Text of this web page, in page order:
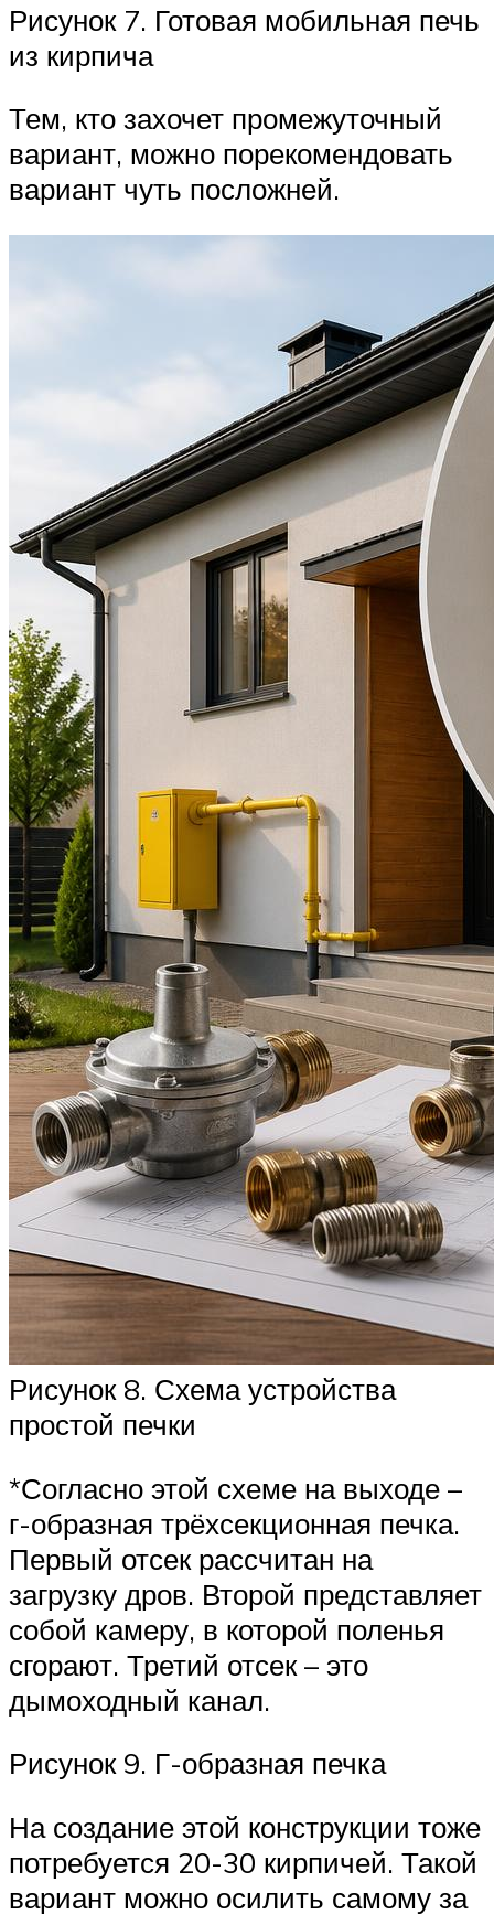
Рисунок 7. Готовая мобильная печь
из кирпича
Тем, кто захочет промежуточный
вариант, можно порекомендовать
вариант чуть посложней.
Рисунок 8. Схема устройства
простой печки
*Согласно этой схеме на выходе –
г-образная трёхсекционная печка.
Первый отсек рассчитан на
загрузку дров. Второй представляет
собой камеру, в которой поленья
сгорают. Третий отсек – это
дымоходный канал.
Рисунок 9. Г-образная печка
На создание этой конструкции тоже
потребуется 20-30 кирпичей. Такой
вариант можно осилить самому за